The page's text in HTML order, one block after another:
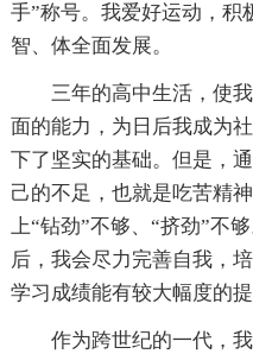
手”称号。我爱好运动，积
智、体全面发展。
三年的高中生活，使
面的能力，为日后我成为
下了坚实的基础。但是，
己的不足，也就是吃苦精
上“钻劲”不够、“挤劲”不
后，我会尽力完善自我，
学习成绩能有较大幅度的提
作为跨世纪的一代，